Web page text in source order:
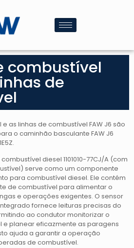
combustível
de
as linhas de combustível FAW J6 são
o caminhão basculante FAW J6
diesel 1101010-77CJ/A (com
serve como um componente
para combustível diesel. Ele contém
de combustível para alimentar o
e operações exigentes. O sensor
fornece leituras precisas do
ao condutor monitorizar o
e planear eficazmente as paragens
ajuda a garantir a operação
de combustível.